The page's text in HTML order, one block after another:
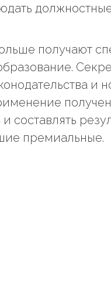
получают
и
составлять
премиальные.